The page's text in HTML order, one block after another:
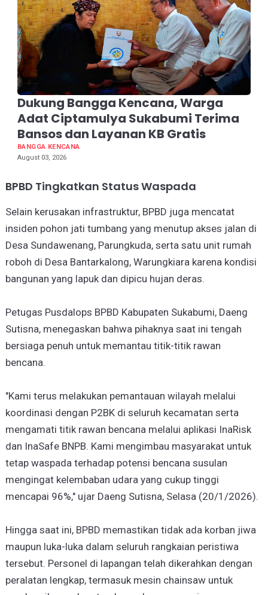
Dukung Bangga Kencana, Warga
Adat Ciptamulya Sukabumi Terima
Bansos dan Layanan KB Gratis
BANGGA KENCANA
August 03, 2026
BPBD Tingkatkan Status Waspada
Selain kerusakan infrastruktur, BPBD juga mencatat
insiden pohon jati tumbang yang menutup akses jalan di
Desa Sundawenang, Parungkuda, serta satu unit rumah
roboh di Desa Bantarkalong, Warungkiara karena kondisi
bangunan yang lapuk dan dipicu hujan deras.
Petugas Pusdalops BPBD Kabupaten Sukabumi, Daeng
Sutisna, menegaskan bahwa pihaknya saat ini tengah
bersiaga penuh untuk memantau titik-titik rawan
bencana.
"Kami terus melakukan pemantauan wilayah melalui
koordinasi dengan P2BK di seluruh kecamatan serta
mengamati titik rawan bencana melalui aplikasi InaRisk
dan InaSafe BNPB. Kami mengimbau masyarakat untuk
tetap waspada terhadap potensi bencana susulan
mengingat kelembaban udara yang cukup tinggi
mencapai 96%," ujar Daeng Sutisna, Selasa (20/1/2026).
Hingga saat ini, BPBD memastikan tidak ada korban jiwa
maupun luka-luka dalam seluruh rangkaian peristiwa
tersebut. Personel di lapangan telah dikerahkan dengan
peralatan lengkap, termasuk mesin chainsaw untuk